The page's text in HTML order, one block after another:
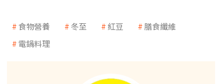
食物營養 冬至 紅豆
膳食纖維
電鍋料理